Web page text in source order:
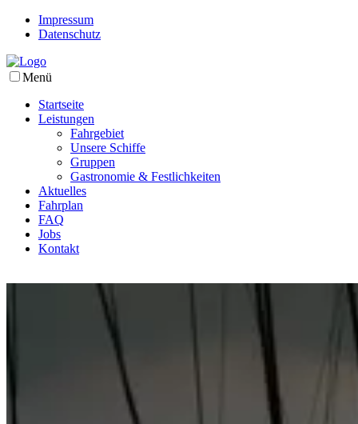
Impressum
Datenschutz
Menü
Startseite
Leistungen
Fahrgebiet
Unsere Schiffe
Gruppen
Gastronomie & Festlichkeiten
Aktuelles
Fahrplan
FAQ
Jobs
Kontakt